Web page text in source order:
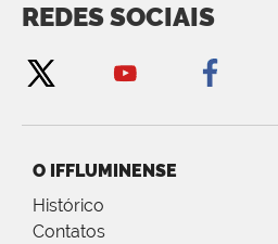
REDES SOCIAIS
O IFFLUMINENSE
Histórico
Contatos